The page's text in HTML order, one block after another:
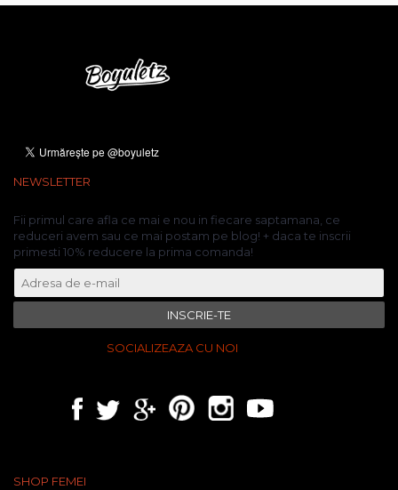
NEWSLETTER
Fii primul care afla ce mai e nou in fiecare saptamana, ce
reduceri avem sau ce mai postam pe blog! + daca te inscrii
primesti 10% reducere la prima comanda!
INSCRIE-TE
SOCIALIZEAZA CU NOI
SHOP FEMEI